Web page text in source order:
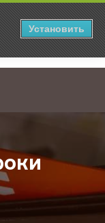
Установить
сроки доставки